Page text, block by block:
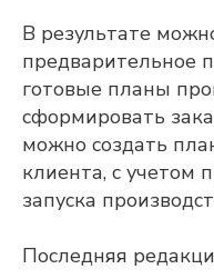
В результате
предварительное
готовые планы
сформировать
можно создать
клиента, с учетом
запуска
Последняя
Adeptik APS
Современное
(Advanced Planning &
объемно-календарного
и оперативного
производственного